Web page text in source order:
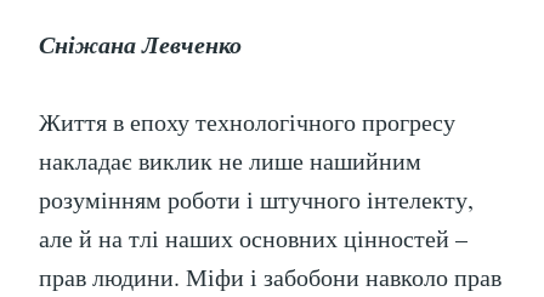
Сніжана Левченко
Життя в епоху технологічного прогресу
накладає виклик не лише нашийним
розумінням роботи і штучного інтелекту,
але й на тлі наших основних цінностей –
прав людини. Міфи і забобони навколо прав